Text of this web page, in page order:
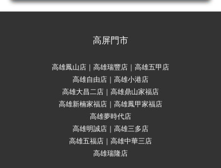
高屏門市
高雄鳳山店｜高雄瑞豐店｜高雄五甲店
高雄自由店｜高雄小港店
高雄大昌二店｜高雄鼎山家福店
高雄新楠家福店｜高雄鳳甲家福店
高雄夢時代店
高雄明誠店｜高雄三多店
高雄五福店｜高雄中華三店
高雄瑞隆店